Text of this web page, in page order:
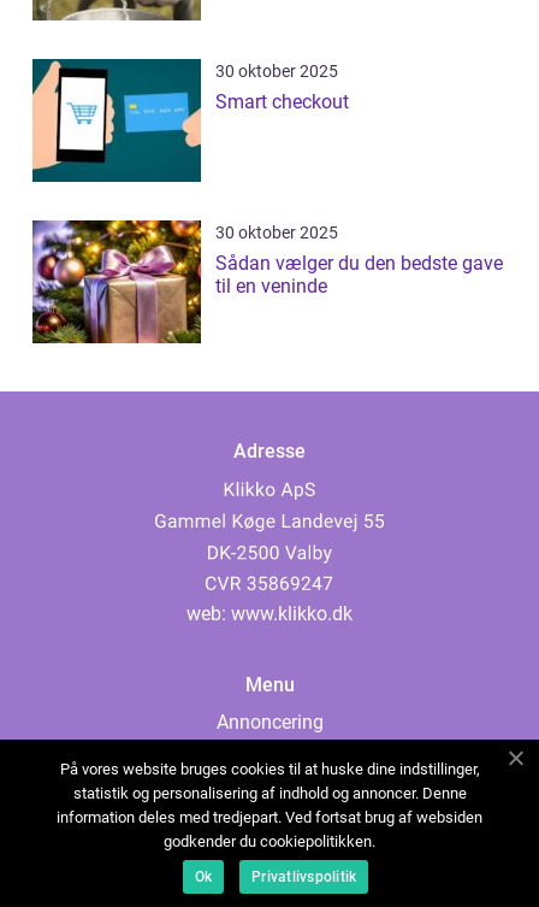
30 oktober 2025
Smart checkout
30 oktober 2025
Sådan vælger du den bedste gave
til en veninde
Adresse
web: www.klikko.dk
Menu
Annoncering
Cookies
Kontakt os
Sitemap
På vores website bruges cookies til at huske dine indstillinger,
statistik og personalisering af indhold og annoncer. Denne
information deles med tredjepart. Ved fortsat brug af websiden
godkender du cookiepolitikken.
Ok Privatlivspolitik